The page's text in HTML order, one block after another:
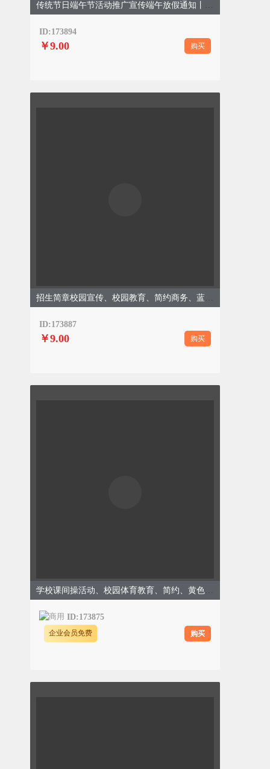
传统节日端午节活动推广宣传端午放假通知丨简约丨绿色
ID:173894
￥9.00 购买
招生简章校园宣传、校园教育、简约商务、蓝色模板
ID:173887
￥9.00 购买
学校课间操活动、校园体育教育、简约、黄色模板
ID:173875
企业会员免费 购买